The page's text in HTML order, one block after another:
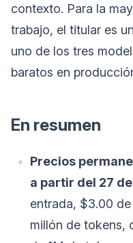
contexto. Para la
trabajo, el titular es
uno de los tres
baratos en
En resumen
Precios
a partir del 27
entrada, $3.00
millón de tokens,